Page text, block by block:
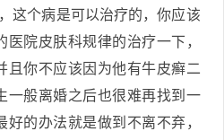
这个病是可以治疗的，你应该
院皮肤科规律的治疗一下，
且你不应该因为他有牛皮癣二
一般离婚之后也很难再找到一
的办法就是做到不离不弃，